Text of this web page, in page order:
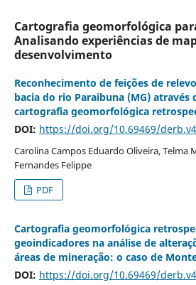
Cartografia geomorfológica
Analisando experiências de
desenvolvimento
Reconhecimento de feições de
bacia do rio Paraibuna (MG) através
cartografia geomorfológica
DOI: https://doi.org/10.69469/
Carolina Campos Eduardo Oliveira, Telma
Fernandes Felippe
PDF
Cartografia geomorfológica
geoindicadores na análise de
áreas de mineração: o caso de
DOI: https://doi.org/10.69469/